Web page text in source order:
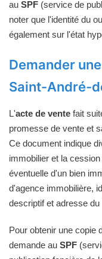
au SPF (service de
noter que l'identité du
également sur l'état
Demander
Saint-André-
L'acte de vente fait
promesse de vente et
Ce document indique
immobilier et la
éventuelle d'un bien
d'agence immobilière,
descriptif et adresse
Pour obtenir une copie
demande au SPF